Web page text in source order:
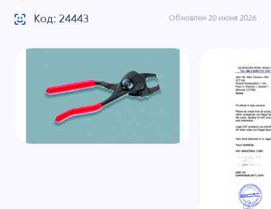
Код: 24443 Обновлен 20 июня 2026